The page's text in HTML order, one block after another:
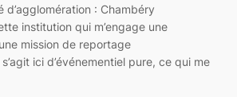
d’agglomération : Chambéry
institution qui m’engage une
mission de reportage
ici d’événementiel pure, ce qui me